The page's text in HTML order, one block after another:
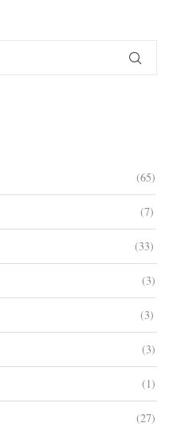
(65)
(7)
(33)
(3)
(3)
(3)
(1)
(27)